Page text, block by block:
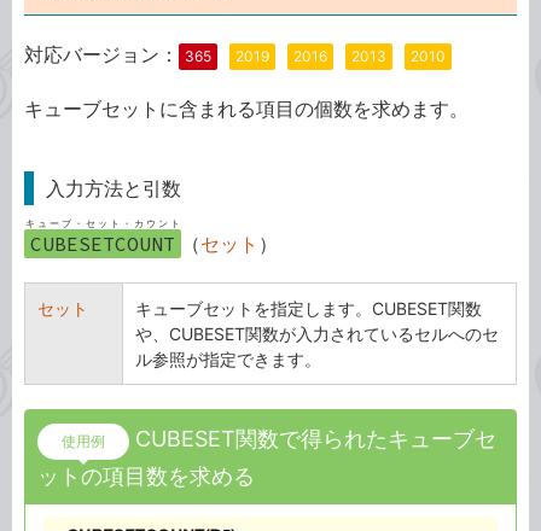
対応バージョン： 365 2019 2016 2013 2010
キューブセットに含まれる項目の個数を求めます。
入力方法と引数
CUBESETCOUNT
キューブ・セット・カウント
（セット ）
セット
キューブセットを指定します。CUBESET関数
や、CUBESET関数が入力されているセルへのセ
ル参照が指定できます。
使用例
CUBESET関数で得られたキューブセ
ットの項目数を求める